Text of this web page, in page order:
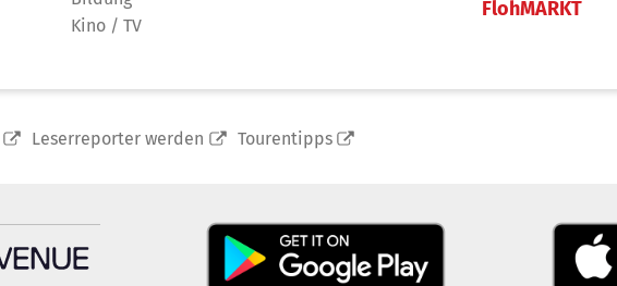
Kino / TV
FlohMARKT
Leserreporter werden Tourentipps